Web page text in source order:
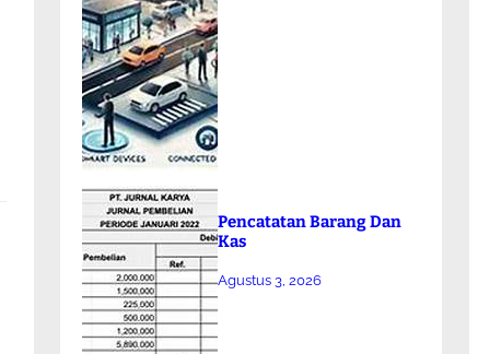
Pencatatan Barang Dan
Kas
Agustus 3, 2026